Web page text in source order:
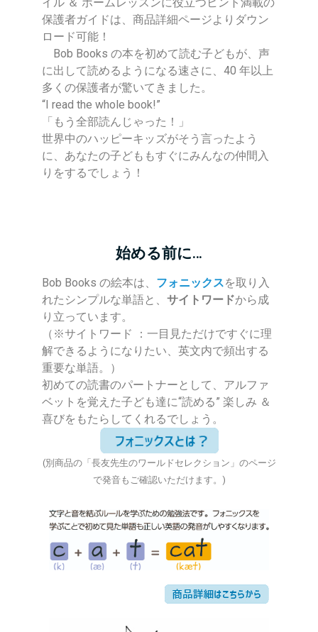
保護者ガイドは、商品詳細ページよりダウン
ロード可能！
Bob Books の本を初めて読む子どもが、声
に出して読めるようになる速さに、40 年以上
多くの保護者が驚いてきました。
“I read the whole book!”
「もう全部読んじゃった！」
世界中のハッピーキッズがそう言ったよう
に、あなたの子どももすぐにみんなの仲間入
りをするでしょう！
始める前に…
Bob Books の絵本は、 フォニックスを取り入
れたシンプルな単語と、 サイトワードから成
り立っています。
（※サイトワード ：一目見ただけですぐに理
解できるようになりたい、英文内で頻出する
重要な単語。）
初めての読書のパートナーとして、アルファ
ベットを覚えた子ども達に“読める” 楽しみ ＆
喜びをもたらしてくれるでしょう。
(別商品の「長友先生のワールドセレクション」のページ
で発音もご確認いただけます。)